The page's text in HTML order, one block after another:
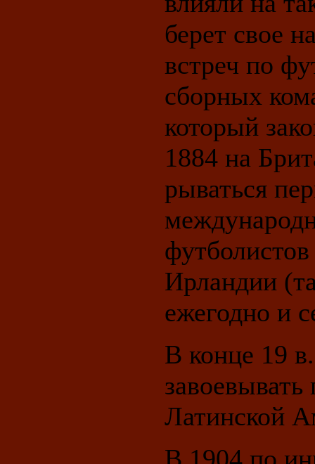
берет свое
встреч по
сборных
который
1884 на
рываться
Ирландии
ежегодно и
В конце 19
Латинской